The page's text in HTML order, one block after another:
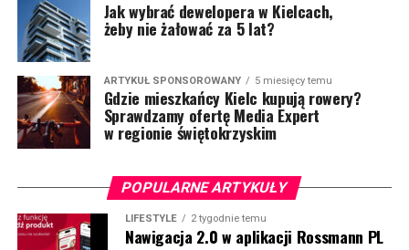
Jak wybrać dewelopera w Kielcach,
żeby nie żałować za 5 lat?
ARTYKUŁ SPONSOROWANY 5 miesięcy temu
Gdzie mieszkańcy Kielc kupują rowery?
Sprawdzamy ofertę Media Expert
w regionie świętokrzyskim
POPULARNE ARTYKUŁY
LIFESTYLE 2 tygodnie temu
Nawigacja 2.0 w aplikacji Rossmann PL